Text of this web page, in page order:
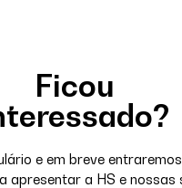
Ficou
e em breve
apresentar a HS e nossas